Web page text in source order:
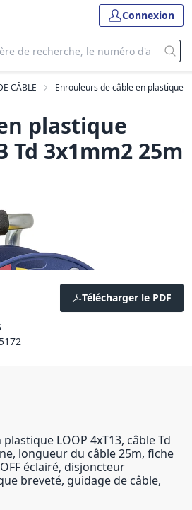
Connexion
CÂBLE Enrouleurs de câble en plastique
plastique
Td 3x1mm2 25m
Télécharger le PDF
LOOP 4xT13, câble Td
longueur du câble 25m, fiche
éclairé, disjoncteur
breveté, guidage de câble,